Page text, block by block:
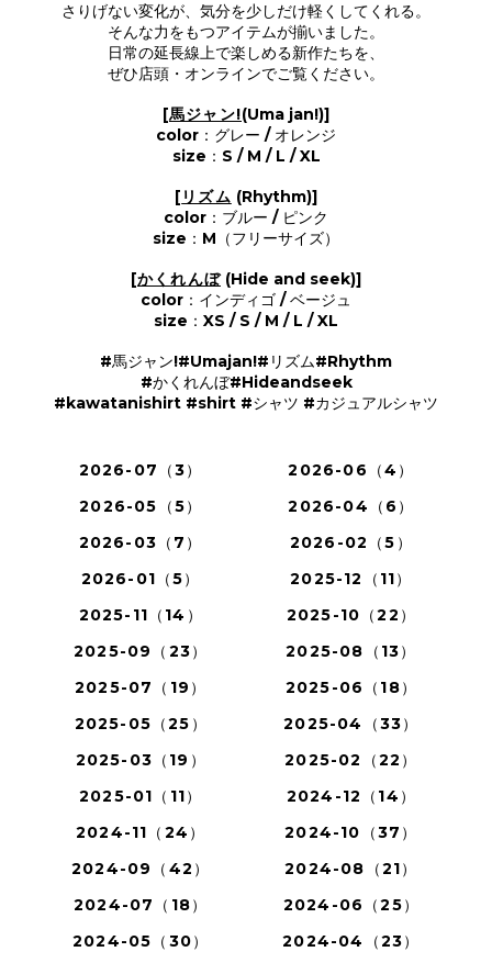
さりげない変化が、気分を少しだけ軽くしてくれる。
そんな力をもつアイテムが揃いました。
日常の延長線上で楽しめる新作たちを、
ぜひ店頭・オンラインでご覧ください。
[馬ジャン!(Uma jan!)]
color：グレー / オレンジ
size：S / M / L / XL
[ リズム (Rhythm)]
color：ブルー / ピンク
size：M（フリーサイズ）
[かくれんぼ(Hide and seek)]
color：インディゴ / ベージュ
size：XS / S / M / L / XL
#馬ジャン!#Umajan!#リズム#Rhythm
#かくれんぼ#Hideandseek
#kawatanishirt #shirt #シャツ #カジュアルシャツ
2026-07（3）
2026-06（4）
2026-05（5）
2026-04（6）
2026-03（7）
2026-02（5）
2026-01（5）
2025-12（11）
2025-11（14）
2025-10（22）
2025-09（23）
2025-08（13）
2025-07（19）
2025-06（18）
2025-05（25）
2025-04（33）
2025-03（19）
2025-02（22）
2025-01（11）
2024-12（14）
2024-11（24）
2024-10（37）
2024-09（42）
2024-08（21）
2024-07（18）
2024-06（25）
2024-05（30）
2024-04（23）